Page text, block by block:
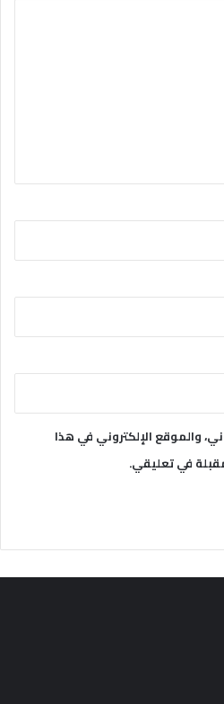
والموقع الإلكتروني في هذا
في تعليقي.